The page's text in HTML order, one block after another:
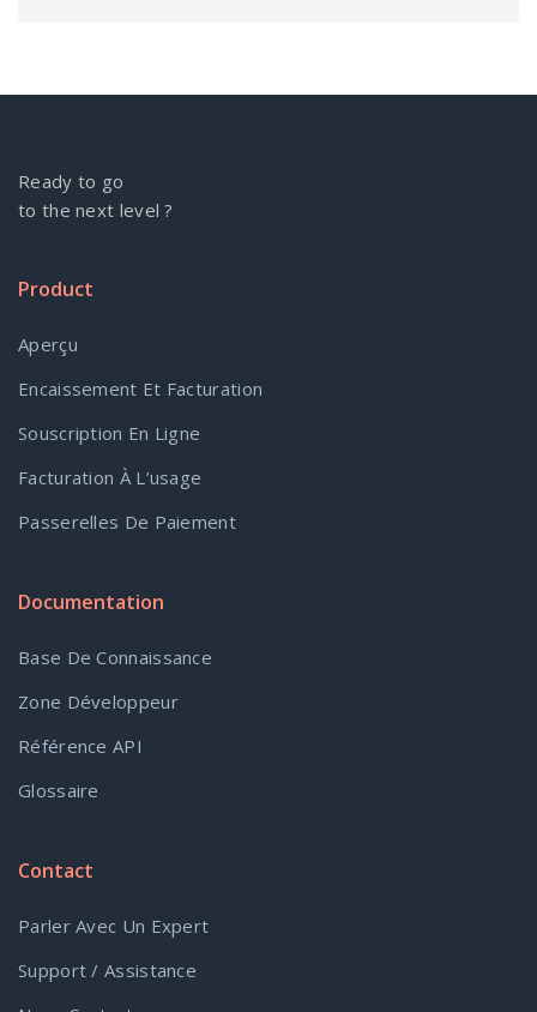
Ready to go
to the next level ?
Product
Aperçu
Encaissement Et Facturation
Souscription En Ligne
Facturation À L’usage
Passerelles De Paiement
Documentation
Base De Connaissance
Zone Développeur
Référence API
Glossaire
Contact
Parler Avec Un Expert
Support / Assistance